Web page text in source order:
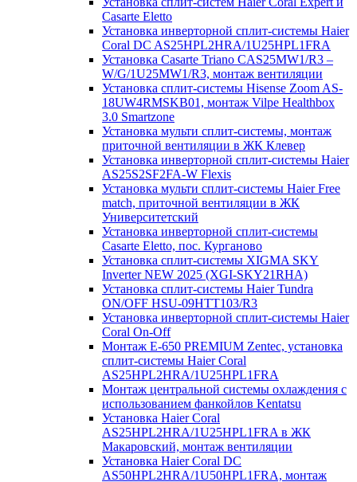
Casarte Eletto
Установка инверторной сплит-системы Haier
Coral DC AS25HPL2HRA/1U25HPL1FRA
Установка Casarte Triano CAS25MW1/R3 –
W/G/1U25MW1/R3, монтаж вентиляции
Установка сплит-системы Hisense Zoom AS-
18UW4RMSKB01, монтаж Vilpe Healthbox
3.0 Smartzone
Установка мульти сплит-системы, монтаж
приточной вентиляции в ЖК Клевер
Установка инверторной сплит-системы Haier
AS25S2SF2FA-W Flexis
Установка мульти сплит-системы Haier Free
match, приточной вентиляции в ЖК
Университетский
Установка инверторной сплит-системы
Casarte Eletto, пос. Курганово
Установка сплит-системы XIGMA SKY
Inverter NEW 2025 (XGI-SKY21RHA)
Установка сплит-системы Haier Tundra
ON/OFF HSU-09HTT103/R3
Установка инверторной сплит-системы Haier
Coral On-Off
Монтаж E-650 PREMIUM Zentec, установка
сплит-системы Haier Coral
AS25HPL2HRA/1U25HPL1FRA
Монтаж центральной системы охлаждения с
использованием фанкойлов Kentatsu
Установка Haier Coral
AS25HPL2HRA/1U25HPL1FRA в ЖК
Макаровский, монтаж вентиляции
Установка Haier Coral DC
AS50HPL2HRA/1U50HPL1FRA, монтаж